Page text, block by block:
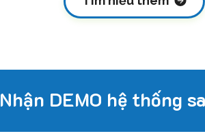
Nhận DEMO hệ thống